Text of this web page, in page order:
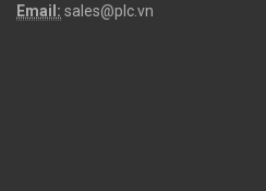
Email: sales@plc.vn